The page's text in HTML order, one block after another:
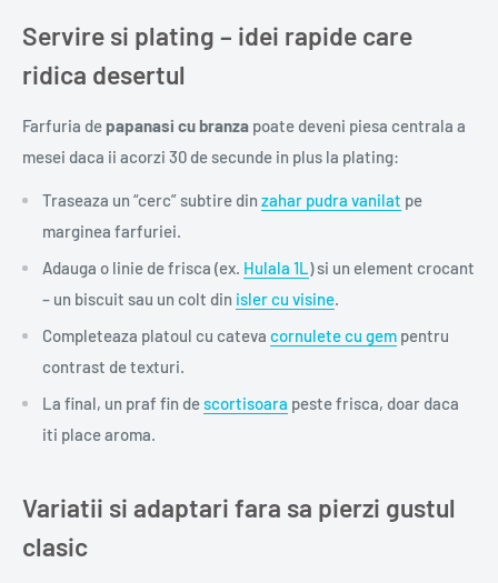
Servire si plating – idei rapide care
ridica desertul
Farfuria de papanasi cu branza poate deveni piesa centrala a
mesei daca ii acorzi 30 de secunde in plus la plating:
Traseaza un “cerc” subtire din zahar pudra vanilat pe
marginea farfuriei.
Adauga o linie de frisca (ex. Hulala 1L) si un element crocant
– un biscuit sau un colt din isler cu visine.
Completeaza platoul cu cateva cornulete cu gem pentru
contrast de texturi.
La final, un praf fin descortisoara peste frisca, doar daca
iti place aroma.
Variatii si adaptari fara sa pierzi gustul
clasic